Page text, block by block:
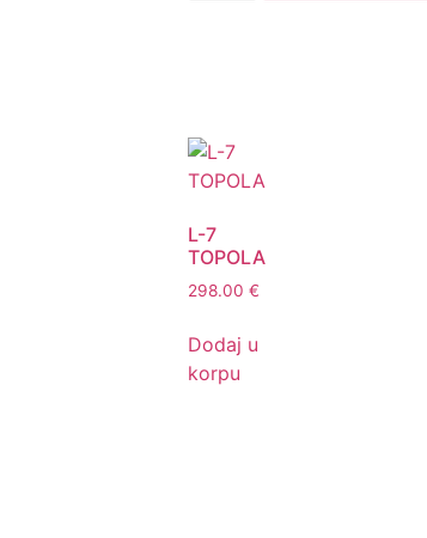
L-7
TOPOLA
298.00 €
Dodaj u
korpu